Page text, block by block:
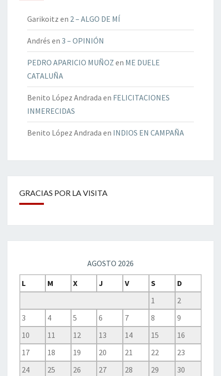
Garikoitz en 2 – ALGO DE MÍ
Andrés en 3 – OPINIÓN
PEDRO APARICIO MUÑOZ en ME DUELE
CATALUÑA
Benito López Andrada en FELICITACIONES
INMERECIDAS
Benito López Andrada en INDIOS EN CAMPAÑA
GRACIAS POR LA VISITA
AGOSTO 2026
L
M X J V S
D
1
2
3
4 5 6 7 8
9
10
11 12 13 14 15
16
17
18 19 20 21 22
23
24
25 26 27 28 29
30